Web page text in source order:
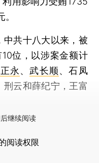
共十八大以来，被
位，以涉案金额计
永 、武长顺、石凤
刑云和薛纪宁，王富
继续阅读
阅读权限